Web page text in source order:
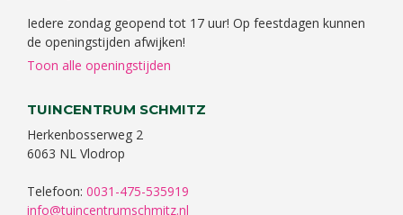
Iedere zondag geopend tot 17 uur! Op feestdagen kunnen
de openingstijden afwijken!
Toon alle openingstijden
TUINCENTRUM SCHMITZ
Herkenbosserweg 2
6063 NL Vlodrop
Telefoon: 0031-475-535919
info@tuincentrumschmitz.nl